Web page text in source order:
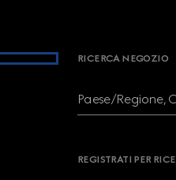
RICERCA NEGOZIO
Paese/Regione,
REGISTRATI PER